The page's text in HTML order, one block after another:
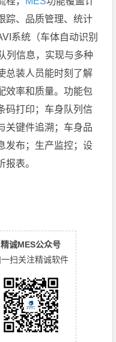
踪、品质管理、统计
系统（车体自动识别
列信息，实现与多种
总装人员能时刻了解
效率和质量。功能包
码打印；车身队列信
关键件追溯；车身品
发布；生产监控；设
表。
精诚MES公众号
扫关注精诚软件